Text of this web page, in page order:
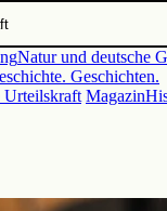
Natur und deutsche
Geschichten.
Urteilskraft Magazin